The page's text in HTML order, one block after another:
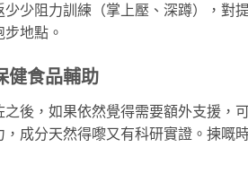
少少阻力訓練（掌上壓、深蹲），對
地點。
健食品輔助
之後，如果依然覺得需要額外支援，
成分天然得嚟又有科研實證。揀嘅